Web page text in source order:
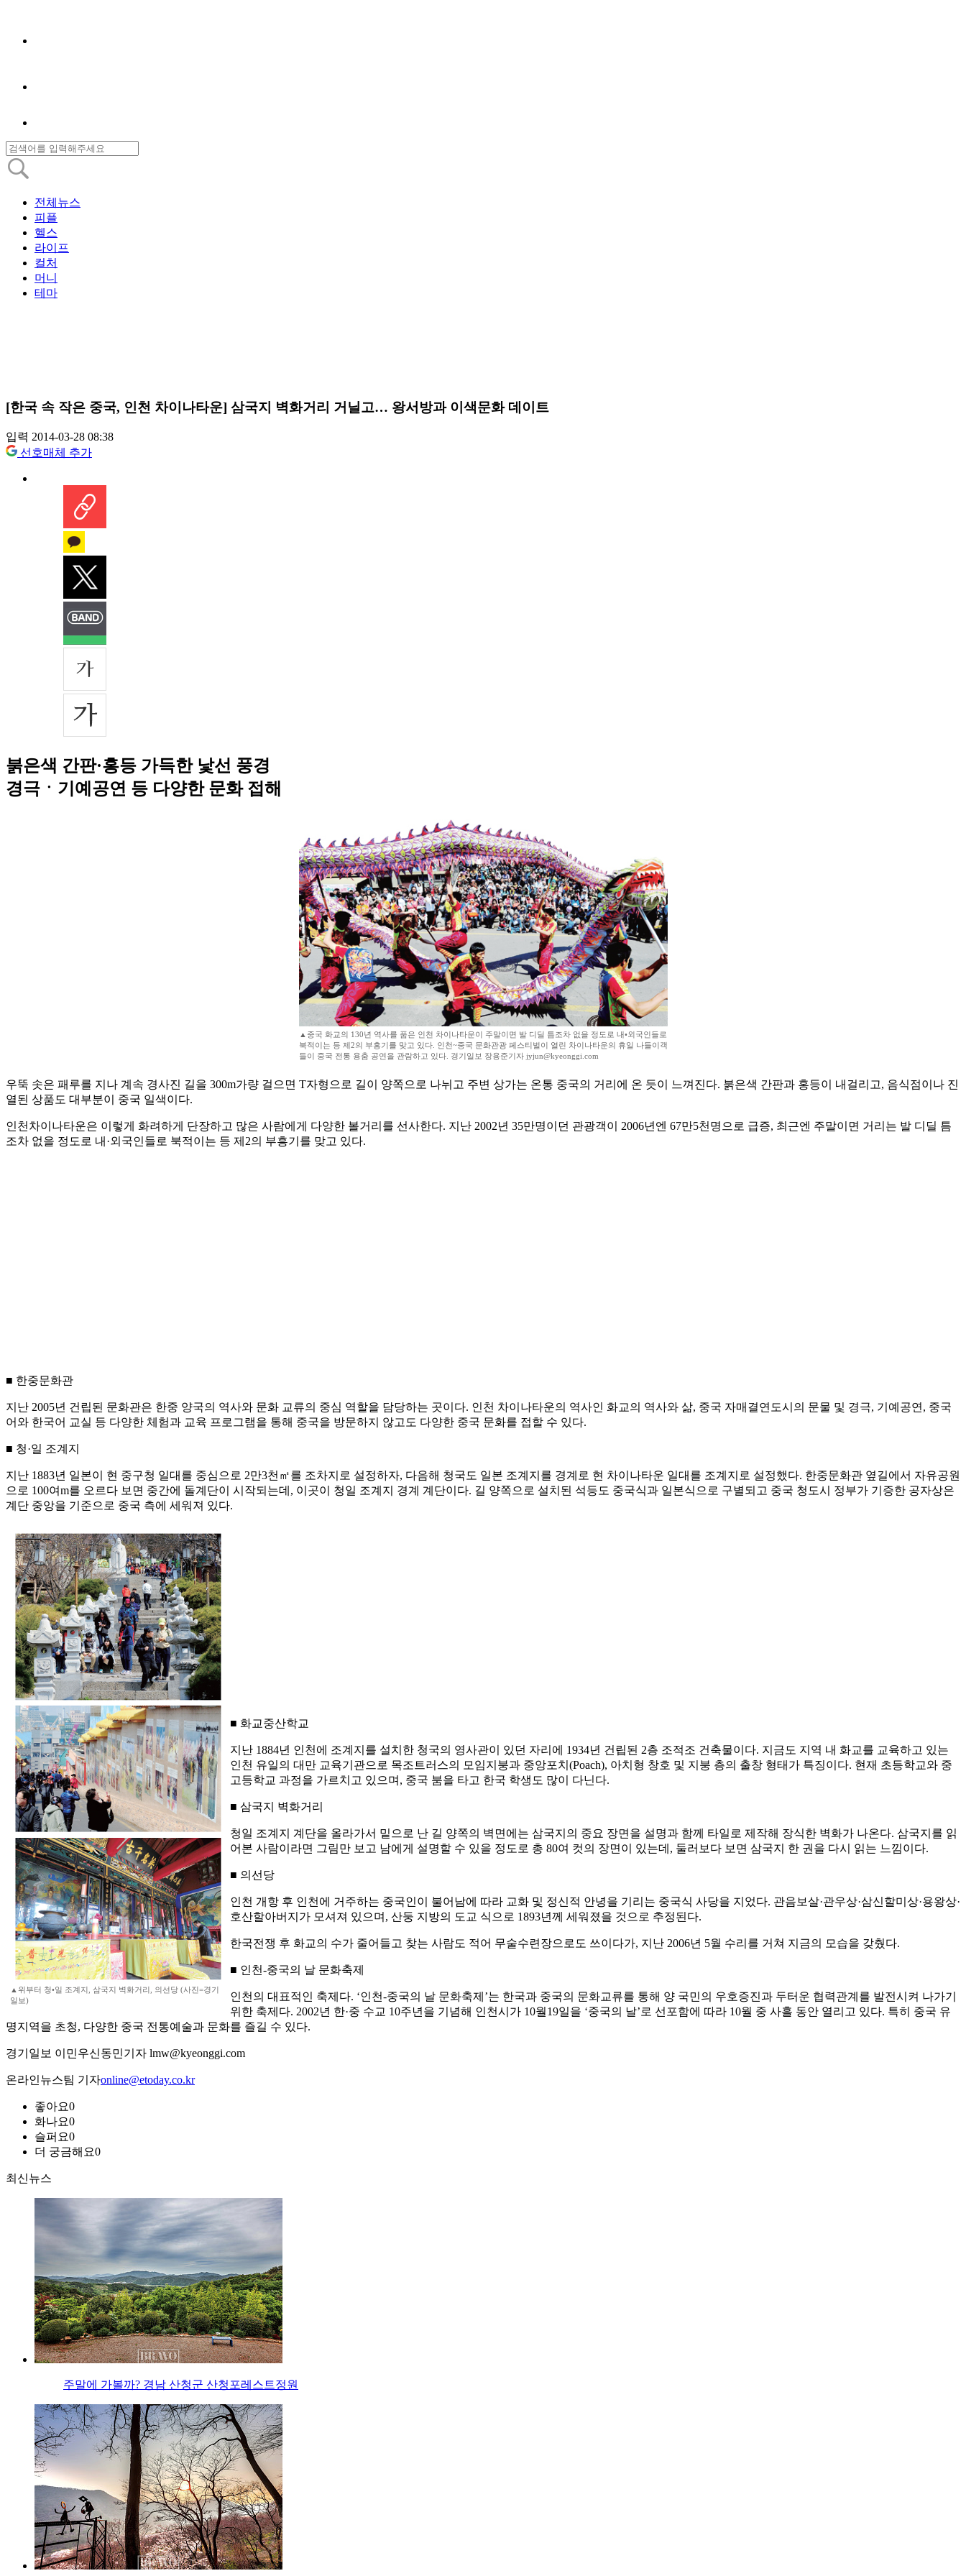
전체뉴스
피플
헬스
라이프
컬처
머니
테마
[한국 속 작은 중국, 인천 차이나타운] 삼국지 벽화거리 거닐고… 왕서방과 이색문화 데이트
입력 2014-03-28 08:38
선호매체 추가
붉은색 간판·홍등 가득한 낯선 풍경
경극ㆍ기예공연 등 다양한 문화 접해
▲중국 화교의 130년 역사를 품은 인천 차이나타운이 주말이면 발 디딜 틈조차 없을 정도로 내•외국인들로
북적이는 등 제2의 부흥기를 맞고 있다. 인천~중국 문화관광 페스티벌이 열린 차이나타운의 휴일 나들이객
들이 중국 전통 용춤 공연을 관람하고 있다. 경기일보 장용준기자 jyjun@kyeonggi.com
우뚝 솟은 패루를 지나 계속 경사진 길을 300m가량 걸으면 T자형으로 길이 양쪽으로 나뉘고 주변 상가는 온통 중국의 거리에 온 듯이 느껴진다. 붉은색 간판과 홍등이 내걸리고, 음식점이나 진
열된 상품도 대부분이 중국 일색이다.
인천차이나타운은 이렇게 화려하게 단장하고 많은 사람에게 다양한 볼거리를 선사한다. 지난 2002년 35만명이던 관광객이 2006년엔 67만5천명으로 급증, 최근엔 주말이면 거리는 발 디딜 틈
조차 없을 정도로 내·외국인들로 북적이는 등 제2의 부흥기를 맞고 있다.
■ 한중문화관
지난 2005년 건립된 문화관은 한중 양국의 역사와 문화 교류의 중심 역할을 담당하는 곳이다. 인천 차이나타운의 역사인 화교의 역사와 삶, 중국 자매결연도시의 문물 및 경극, 기예공연, 중국
어와 한국어 교실 등 다양한 체험과 교육 프로그램을 통해 중국을 방문하지 않고도 다양한 중국 문화를 접할 수 있다.
■ 청·일 조계지
지난 1883년 일본이 현 중구청 일대를 중심으로 2만3천㎡를 조차지로 설정하자, 다음해 청국도 일본 조계지를 경계로 현 차이나타운 일대를 조계지로 설정했다. 한중문화관 옆길에서 자유공원
으로 100여m를 오르다 보면 중간에 돌계단이 시작되는데, 이곳이 청일 조계지 경계 계단이다. 길 양쪽으로 설치된 석등도 중국식과 일본식으로 구별되고 중국 청도시 정부가 기증한 공자상은
계단 중앙을 기준으로 중국 측에 세워져 있다.
▲위부터 청•일 조계지, 삼국지 벽화거리, 의선당 (사진=경기
일보)
■ 화교중산학교
지난 1884년 인천에 조계지를 설치한 청국의 영사관이 있던 자리에 1934년 건립된 2층 조적조 건축물이다. 지금도 지역 내 화교를 교육하고 있는
인천 유일의 대만 교육기관으로 목조트러스의 모임지붕과 중앙포치(Poach), 아치형 창호 및 지붕 층의 출창 형태가 특징이다. 현재 초등학교와 중
고등학교 과정을 가르치고 있으며, 중국 붐을 타고 한국 학생도 많이 다닌다.
■ 삼국지 벽화거리
청일 조계지 계단을 올라가서 밑으로 난 길 양쪽의 벽면에는 삼국지의 중요 장면을 설명과 함께 타일로 제작해 장식한 벽화가 나온다. 삼국지를 읽
어본 사람이라면 그림만 보고 남에게 설명할 수 있을 정도로 총 80여 컷의 장면이 있는데, 둘러보다 보면 삼국지 한 권을 다시 읽는 느낌이다.
■ 의선당
인천 개항 후 인천에 거주하는 중국인이 불어남에 따라 교화 및 정신적 안녕을 기리는 중국식 사당을 지었다. 관음보살·관우상·삼신할미상·용왕상·
호산할아버지가 모셔져 있으며, 산둥 지방의 도교 식으로 1893년께 세워졌을 것으로 추정된다.
한국전쟁 후 화교의 수가 줄어들고 찾는 사람도 적어 무술수련장으로도 쓰이다가, 지난 2006년 5월 수리를 거쳐 지금의 모습을 갖췄다.
■ 인천-중국의 날 문화축제
인천의 대표적인 축제다. ‘인천-중국의 날 문화축제’는 한국과 중국의 문화교류를 통해 양 국민의 우호증진과 두터운 협력관계를 발전시켜 나가기
위한 축제다. 2002년 한·중 수교 10주년을 기념해 인천시가 10월19일을 ‘중국의 날’로 선포함에 따라 10월 중 사흘 동안 열리고 있다. 특히 중국 유
명지역을 초청, 다양한 중국 전통예술과 문화를 즐길 수 있다.
경기일보 이민우신동민기자 lmw@kyeonggi.com
온라인뉴스팀 기자online@etoday.co.kr
좋아요0
화나요0
슬퍼요0
더 궁금해요0
최신뉴스
주말에 가볼까? 경남 산청군 산청포레스트정원